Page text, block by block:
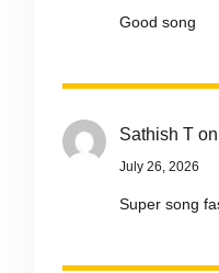
Good song
Sathish Ton
July 26, 2026
Super song